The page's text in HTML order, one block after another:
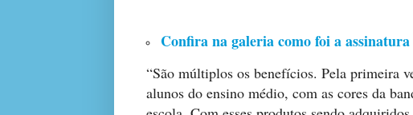
Confira na galeria como foi a
“São múltiplos os benefícios. Pela primeira
alunos do ensino médio, com as cores da